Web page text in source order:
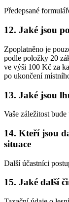
Předepsané
12. Jaké jsou
Zpoplatněno je
podle položky 20
ve výši 100 Kč za
po ukončení
13. Jaké jsou
Vaše záležitost
14. Kteří jsou
situace
Další účastníci
15. Jaké další